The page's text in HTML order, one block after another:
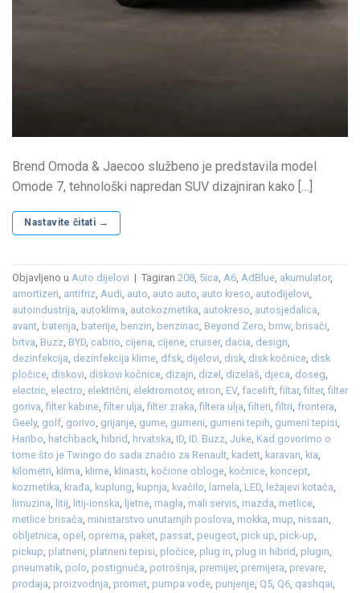
Brend Omoda & Jaecoo službeno je predstavila model
Omode 7, tehnološki napredan SUV dizajniran kako […]
Nastavite čitati →
Objavljeno u Auto dijelovi | Tagiran 208, 5ica, A6, AdBlue, akumulator,
amortizeri, antifriz, Audi, auto, auto auto, auto kreso, autodijelovi,
autoindustrija, autoklima, autokozmetika, autokreso, autosjedalica,
avant, baterija, baterije, benzin, benzinac, Beyond Zero, bmw, brisači,
brtva, Buzz, BYD, cabrio, cijena, cijene, cruiser, dacia, design,
dezinfekcija, dezinfekcija klime, dfsk, dijelovi, disk, disk kočnice, disk
pločice, diskovi, diskovi kočnice, dizajn, dizel , dizelaš, djeca, doseg,
electric, electro, električni, elektromotor, etron, EV, facelift,filtar,filter,filter
goriva,filter kabine,filter ulja,filter zraka,filtera ulja,filteri,filtri, frontera,
Geely, golf, gorivo, grijanje, gume, gumeni, gumeni tepih, gumeni tepisi,
Haribo, hatchback, hibrid, hrvatska, ID, ID. Buzz, Juke, Kad govorimo o
tome što je Twingo do sada značio za Renault, kadett, karavan, kia,
kilometri, klima, klime, klinasti, kočione obloge, kočnice, koncept,
kozmetika, krađa, kuplung, kupnja, kvačilo, lamela, LED, ležajevi kotača,
limuzina, litij, litij-ionska, ljetne, magla, mali servis, mazda, metlice,
metlice brisača, ministarstvo unutarnjih poslova, mokka, mup, nissan,
obljetnica, opel , oprema, paket, passat, peugeot, pick up, pick-up,
pickup, platneni, platneni tepisi, pločice, plug in, plug in hibrid, plugin,
pneumatik, polo, postignuća, potrošnja, premijer, premijera, prevare,
prodaja, proizvodnja, promet, pumpa vode, punjenje, Q5, Q6, qashqai,